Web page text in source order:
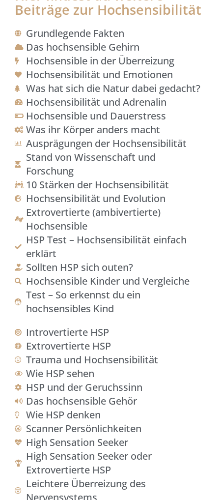
Beiträge zur Hochsensibilität
Grundlegende Fakten
Das hochsensible Gehirn
Hochsensible in der Überreizung
Hochsensibilität und Emotionen
Was hat sich die Natur dabei gedacht?
Hochsensibilität und Adrenalin
Hochsensible und Dauerstress
Was ihr Körper anders macht
Ausprägungen der Hochsensibilität
Stand von Wissenschaft und
Forschung
10 Stärken der Hochsensibilität
Hochsensibilität und Evolution
Extrovertierte (ambivertierte)
Hochsensible
HSP Test – Hochsensibilität einfach
erklärt
Sollten HSP sich outen?
Hochsensible Kinder und Vergleiche
Test – So erkennst du ein
hochsensibles Kind
Introvertierte HSP
Extrovertierte HSP
Trauma und Hochsensibilität
Wie HSP sehen
HSP und der Geruchssinn
Das hochsensible Gehör
Wie HSP denken
Scanner Persönlichkeiten
High Sensation Seeker
High Sensation Seeker oder
Extrovertierte HSP
Leichtere Überreizung des